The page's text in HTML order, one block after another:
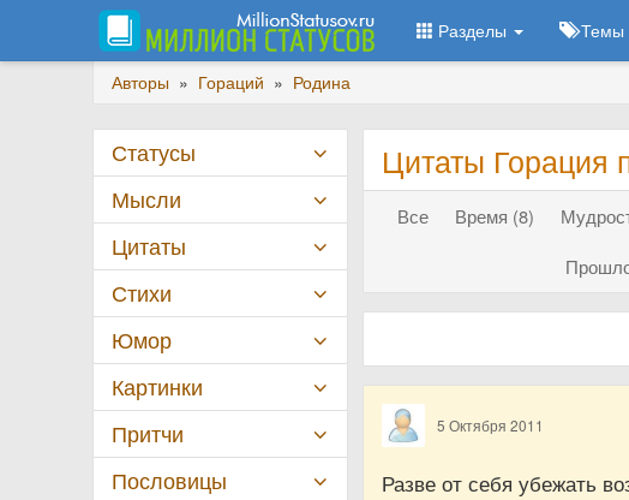
Разделы Темы
Авторы » Гораций » Родина
Цитаты Горация
Все Время (8)
5 Октября 2011
Разве от себя убежать
Статусы
Мысли
Цитаты
Стихи
Юмор
Картинки
Притчи
Пословицы